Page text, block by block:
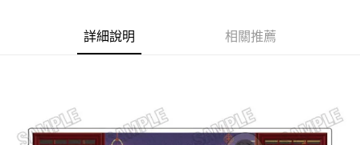
【繳款方式說明】
1.分期款項不併入電信帳單，「大哥付你分期」於每月結算日後寄送繳費提
【注意事項】
1.本服務係由「台灣大哥大股份有限公司」（以下簡稱本公司）所提供，讓
預購-付款後全家取貨(舊)
每筆NT$90，滿NT$3,000(含以上)免運費
每筆NT$90，滿NT$3,000(含以上)免運費
預購-付款後7-11取貨(舊)
詳細說明 相關推薦